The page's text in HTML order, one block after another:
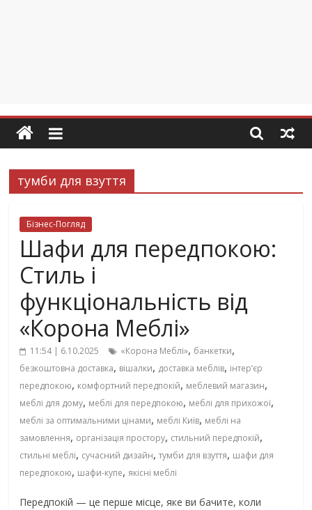
тумби для взуття
Бізнес-Погляд
Шафи для передпокою:
Стиль і
функціональність від
«Корона Меблі»
11:54 | 6.10.2025 «Корона Меблі», банкетки,
безкоштовна доставка, вішалки, доставка меблів, інтер’єр
передпокою, комфортний передпокій, меблевий магазин,
меблі для дому, меблі для передпокою, меблі для прихожої,
меблі за оптимальними цінами, меблі Київ, меблі на
замовлення, організація простору, стильний передпокій,
стильні меблі, сучасний дизайн,тумби для взуття, шафи для
передпокою, шафи-купе, якісні меблі
Передпокій — це перше місце, яке ви бачите, коли